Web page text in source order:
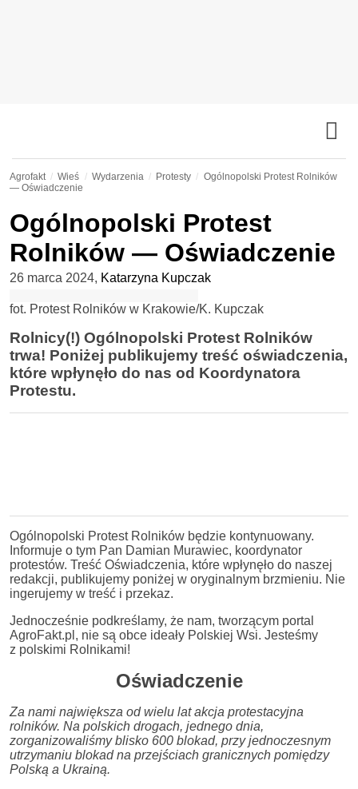
Agrofakt Wieś Wydarzenia Protesty
Ogólnopolski Protest Rolników
— Oświadczenie
Ogólnopolski Protest
Rolników — Oświadczenie
26 marca 2024, Katarzyna Kupczak
fot. Protest Rolników w Krakowie/K. Kupczak
Rolnicy(!) Ogólnopolski Protest Rolników
trwa! Poniżej publikujemy treść oświadczenia,
które wpłynęło do nas od Koordynatora
Protestu.
Ogólnopolski Protest Rolników będzie kontynuowany.
Informuje o tym Pan Damian Murawiec, koordynator
protestów. Treść Oświadczenia, które wpłynęło do naszej
redakcji, publikujemy poniżej w oryginalnym brzmieniu. Nie
ingerujemy w treść i przekaz.
Jednocześnie podkreślamy, że nam, tworzącym portal
AgroFakt.pl, nie są obce ideały Polskiej Wsi. Jesteśmy
z polskimi Rolnikami!
Oświadczenie
Za nami największa od wielu lat akcja protestacyjna
rolników. Na polskich drogach, jednego dnia,
zorganizowaliśmy blisko 600 blokad, przy jednoczesnym
utrzymaniu blokad na przejściach granicznych pomiędzy
Polską a Ukrainą.